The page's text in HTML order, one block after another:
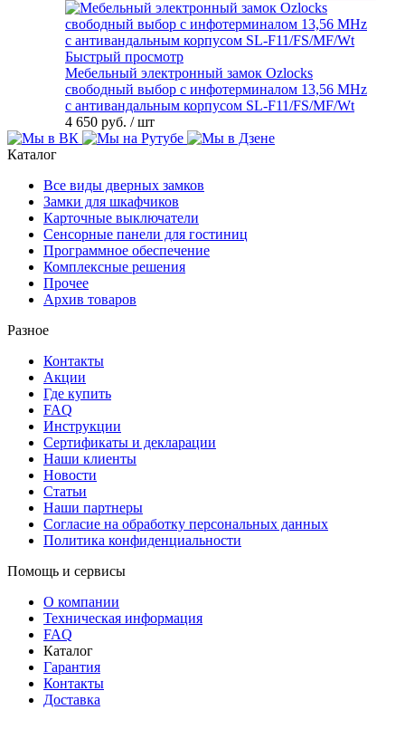
Быстрый просмотр
Мебельный электронный замок Ozlocks
свободный выбор с инфотерминалом 13,56 MHz
с антивандальным корпусом SL-F11/FS/MF/Wt
4 650 руб. / шт
Каталог
Все виды дверных замков
Замки для шкафчиков
Карточные выключатели
Сенсорные панели для гостиниц
Программное обеспечение
Комплексные решения
Прочее
Архив товаров
Разное
Контакты
Акции
Где купить
FAQ
Инструкции
Сертификаты и декларации
Наши клиенты
Новости
Статьи
Наши партнеры
Согласие на обработку персональных данных
Политика конфиденциальности
Помощь и сервисы
О компании
Техническая информация
FAQ
Каталог
Гарантия
Контакты
Доставка